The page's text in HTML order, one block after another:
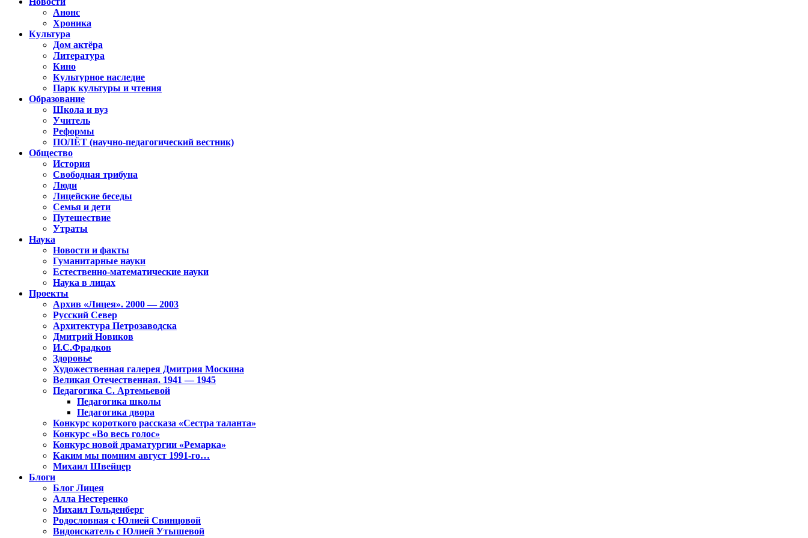
Анонс
Хроника
Культура
Дом актёра
Литература
Кино
Культурное наследие
Парк культуры и чтения
Образование
Школа и вуз
Учитель
Реформы
ПОЛЁТ (научно-педагогический вестник)
Общество
История
Свободная трибуна
Люди
Лицейские беседы
Семья и дети
Путешествие
Утраты
Наука
Новости и факты
Гуманитарные науки
Естественно-математические науки
Наука в лицах
Проекты
Архив «Лицея». 2000 — 2003
Русский Север
Архитектура Петрозаводска
Дмитрий Новиков
И.С.Фрадков
Здоровье
Художественная галерея Дмитрия Москина
Великая Отечественная. 1941 — 1945
Педагогика С. Артемьевой
Педагогика школы
Педагогика двора
Конкурс короткого рассказа «Сестра таланта»
Конкурс «Во весь голос»
Конкурс новой драматургии «Ремарка»
Каким мы помним август 1991-го…
Михаил Швейцер
Блоги
Блог Лицея
Алла Нестеренко
Михаил Гольденберг
Родословная с Юлией Свинцовой
Видоискатель с Юлией Утышевой